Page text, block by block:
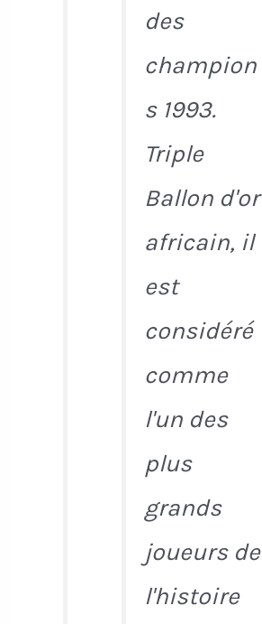
des
champion
s 1993.
Triple
Ballon d'or
africain, il
est
considéré
comme
l'un des
plus
grands
joueurs de
l'histoire